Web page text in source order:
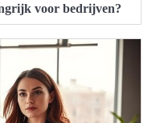
voor bedrijven?